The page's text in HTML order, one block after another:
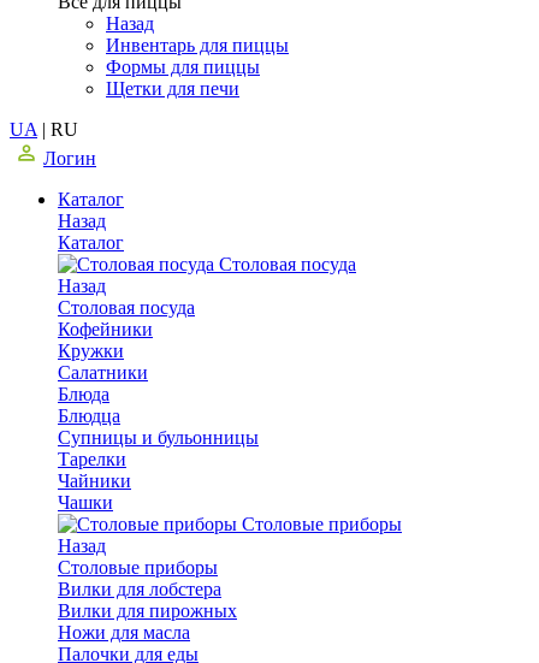
Назад
Инвентарь для пиццы
Формы для пиццы
Щетки для печи
UA | RU
Логин
Каталог
Назад
Каталог
Столовая посуда
Назад
Столовая посуда
Кофейники
Кружки
Салатники
Блюда
Блюдца
Супницы и бульонницы
Тарелки
Чайники
Чашки
Cтоловые приборы
Назад
Cтоловые приборы
Вилки для лобстера
Вилки для пирожных
Ножи для масла
Палочки для еды